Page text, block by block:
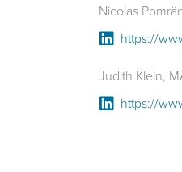
Nicolas
https://
Judith Klein,
https://